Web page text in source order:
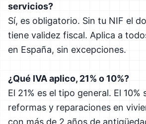
servicios?
Sí, es obligatorio. Sin tu NIF el
tiene validez fiscal. Aplica a
en España, sin excepciones.
¿Qué IVA aplico, 21% o 10%?
El 21% es el tipo general. El 10%
reformas y reparaciones en
con más de 2 años de